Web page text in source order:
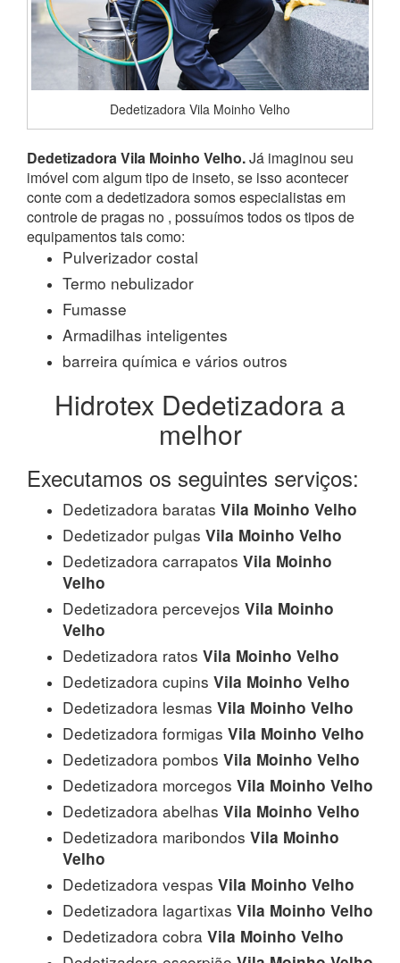
Dedetizadora Vila Moinho Velho
Dedetizadora Vila Moinho Velho.Já imaginou seu
imóvel com algum tipo de inseto, se isso acontecer
conte com a dedetizadora somos especialistas em
controle de pragas no , possuímos todos os tipos de
equipamentos tais como:
Pulverizador costal
Termo nebulizador
Fumasse
Armadilhas inteligentes
barreira química e vários outros
Hidrotex Dedetizadora a
melhor
Executamos os seguintes serviços:
Dedetizadora baratas Vila Moinho Velho
Dedetizador pulgas Vila Moinho Velho
Dedetizadora carrapatos Vila Moinho
Velho
Dedetizadora percevejos Vila Moinho
Velho
Dedetizadora ratos Vila Moinho Velho
Dedetizadora cupins Vila Moinho Velho
Dedetizadora lesmas Vila Moinho Velho
Dedetizadora formigas Vila Moinho Velho
Dedetizadora pombos Vila Moinho Velho
Dedetizadora morcegos Vila Moinho Velho
Dedetizadora abelhas Vila Moinho Velho
Dedetizadora maribondos Vila Moinho
Velho
Dedetizadora vespas Vila Moinho Velho
Dedetizadora lagartixas Vila Moinho Velho
Dedetizadora cobra Vila Moinho Velho